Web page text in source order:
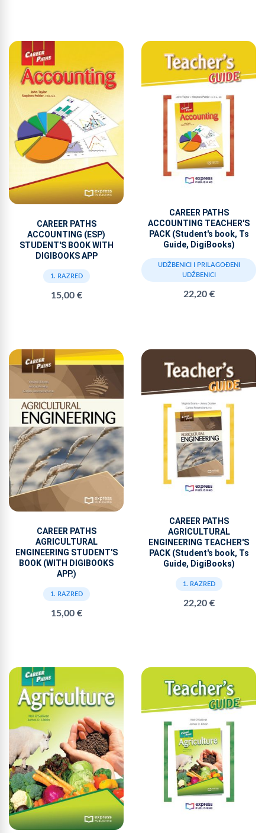
CAREER PATHS
ACCOUNTING (ESP)
STUDENT'S BOOK WITH
DIGIBOOKS APP
1. RAZRED
15,00 €
CAREER PATHS
ACCOUNTING TEACHER'S
PACK (Student's book, Ts
Guide, DigiBooks)
UDŽBENICI I PRILAGOĐENI
UDŽBENICI
22,20 €
CAREER PATHS
AGRICULTURAL
ENGINEERING STUDENT'S
BOOK (WITH DIGIBOOKS
APP.)
1. RAZRED
15,00 €
CAREER PATHS
AGRICULTURAL
ENGINEERING TEACHER'S
PACK (Student's book, Ts
Guide, DigiBooks)
1. RAZRED
22,20 €